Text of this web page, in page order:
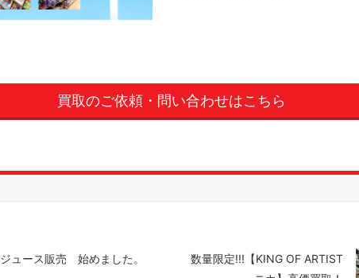
買取のご依頼・問い合わせはこちら
ジュース販売 始めました。
数量限定!!!【KING OF ARTIST